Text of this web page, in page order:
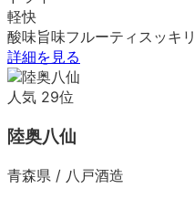
軽快
酸味旨味フルーティ スッキリ
詳細を見る
人気 29位
陸奥八仙
青森県 / 八戸酒造